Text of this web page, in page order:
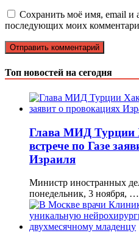
Сохранить моё имя, email и
последующих моих
Топ новостей на сегодня
Глава МИД Турции
встрече по Газе
Израиля
Министр иностранных
понедельник, 3 ноября, …